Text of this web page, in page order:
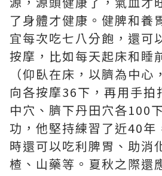
了身體才健康。健脾和養
宜每次吃七八分飽，還可
按摩，比如每天起床和睡
（仰臥在床，以臍為中心
向各按摩36下，再用手拍
中穴、臍下丹田穴各100
功，他堅持練習了近40年
時還可以吃利脾胃、助消
楂、山藥等。夏秋之際還